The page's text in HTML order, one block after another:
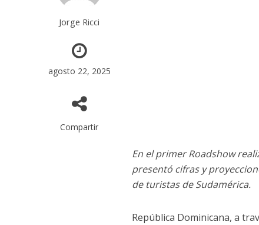
Jorge Ricci
agosto 22, 2025
Compartir
En el primer Roadshow
presentó cifras y
de turistas de Sudamérica.
República Dominicana, a